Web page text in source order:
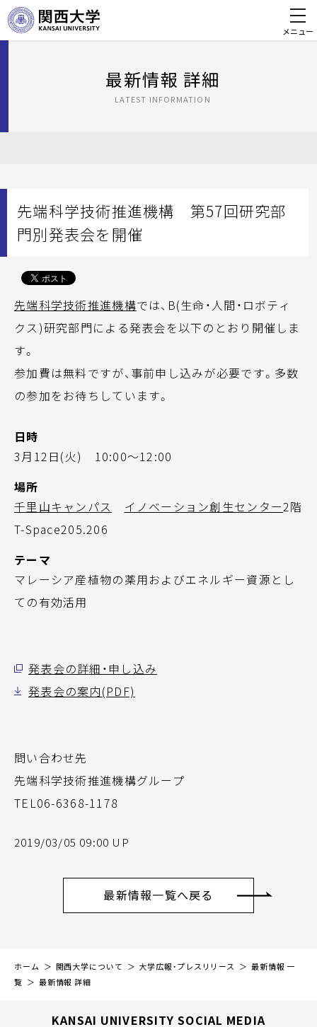
メニュー
最新情報 詳細
LATEST INFORMATION
先端科学技術推進機構 第57回研究部
門別発表会を開催
先端科学技術推進機構では、B(生命・人間・ロボティ
クス)研究部門による発表会を以下のとおり開催しま
す。
参加費は無料ですが、事前申し込みが必要です。多数
の参加をお待ちしています。
日時
3月12日(火) 10:00～12:00
場所
千里山キャンパス
イノベーション創生センター2階
T-Space205.206
テーマ
マレーシア産植物の薬用およびエネルギー資源とし
ての有効活用
発表会の詳細・申し込み
発表会の案内(PDF)
問い合わせ先
先端科学技術推進機構グループ
TEL06-6368-1178
2019/03/05 09:00 UP
最新情報一覧へ戻る
ホーム 関西大学について 大学広報・プレスリリース
最新情報 一
覧
最新情報 詳細
KANSAI UNIVERSITY SOCIAL MEDIA